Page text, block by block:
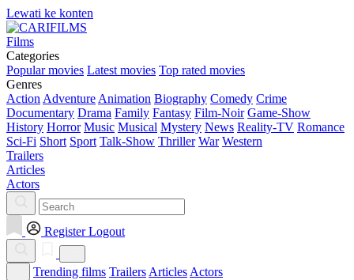
Lewati ke konten
Films
Categories
Popular movies Latest movies Top rated movies
Genres
Action Adventure Animation Biography Comedy Crime
Documentary Drama Family Fantasy Film-Noir Game-Show
History Horror Music Musical Mystery News Reality-TV Romance
Sci-Fi Short Sport Talk-Show Thriller War Western
Trailers
Articles
Actors
Register Logout
Trending films Trailers Articles Actors